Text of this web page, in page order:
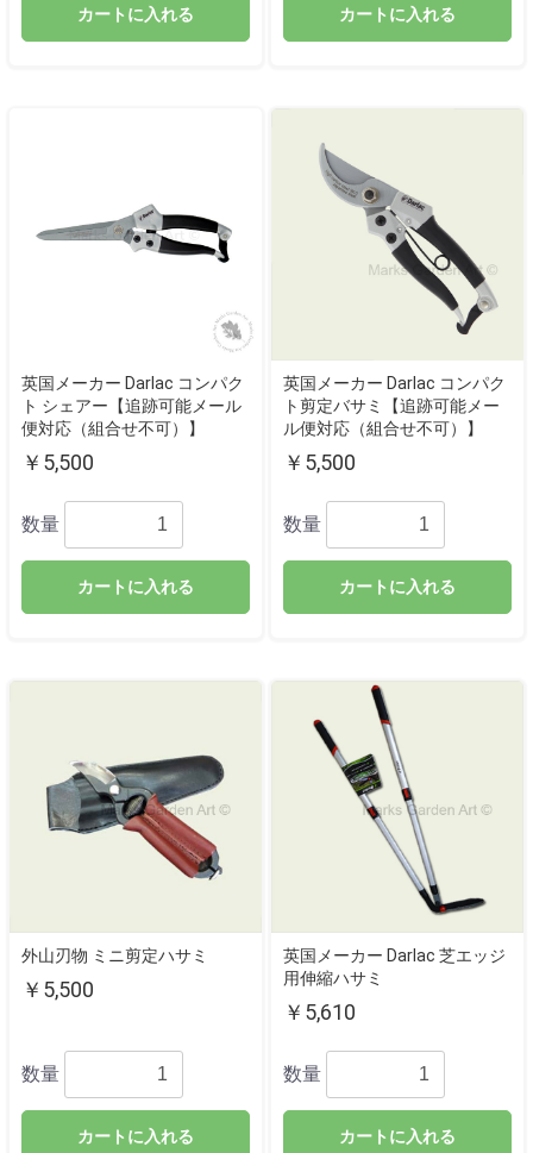
カートに入れる カートに入れる
英国メーカー Darlac コンパク
ト シェアー【追跡可能メール
便対応（組合せ不可）】
￥5,500
数量
カートに入れる
英国メーカー Darlac コンパク
ト剪定バサミ【追跡可能メー
ル便対応（組合せ不可）】
￥5,500
数量
カートに入れる
外山刃物 ミニ剪定ハサミ
￥5,500
数量
カートに入れる
英国メーカー Darlac 芝エッジ
用伸縮ハサミ
￥5,610
数量
カートに入れる